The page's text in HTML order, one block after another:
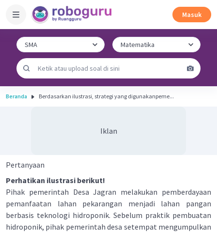
Masuk
Beranda Berdasarkan ilustrasi, strategi yang digunakanpeme...
Iklan
Pertanyaan
Perhatikan ilustrasi berikut!
Pihak pemerintah Desa Jagran melakukan pemberdayaan
pemanfaatan lahan pekarangan menjadi lahan pangan
berbasis teknologi hidroponik. Sebelum praktik pembuatan
hidroponik, pihak pemerintah desa setempat mengumpulkan